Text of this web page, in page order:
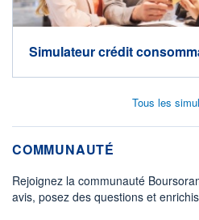
Simulateur crédit
Tous les
COMMUNAUTÉ
Rejoignez la communauté
avis, posez des questions et